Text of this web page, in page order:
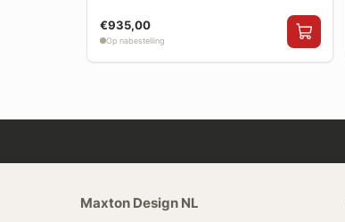
€935,00
Op nabestelling
Maxton Design NL